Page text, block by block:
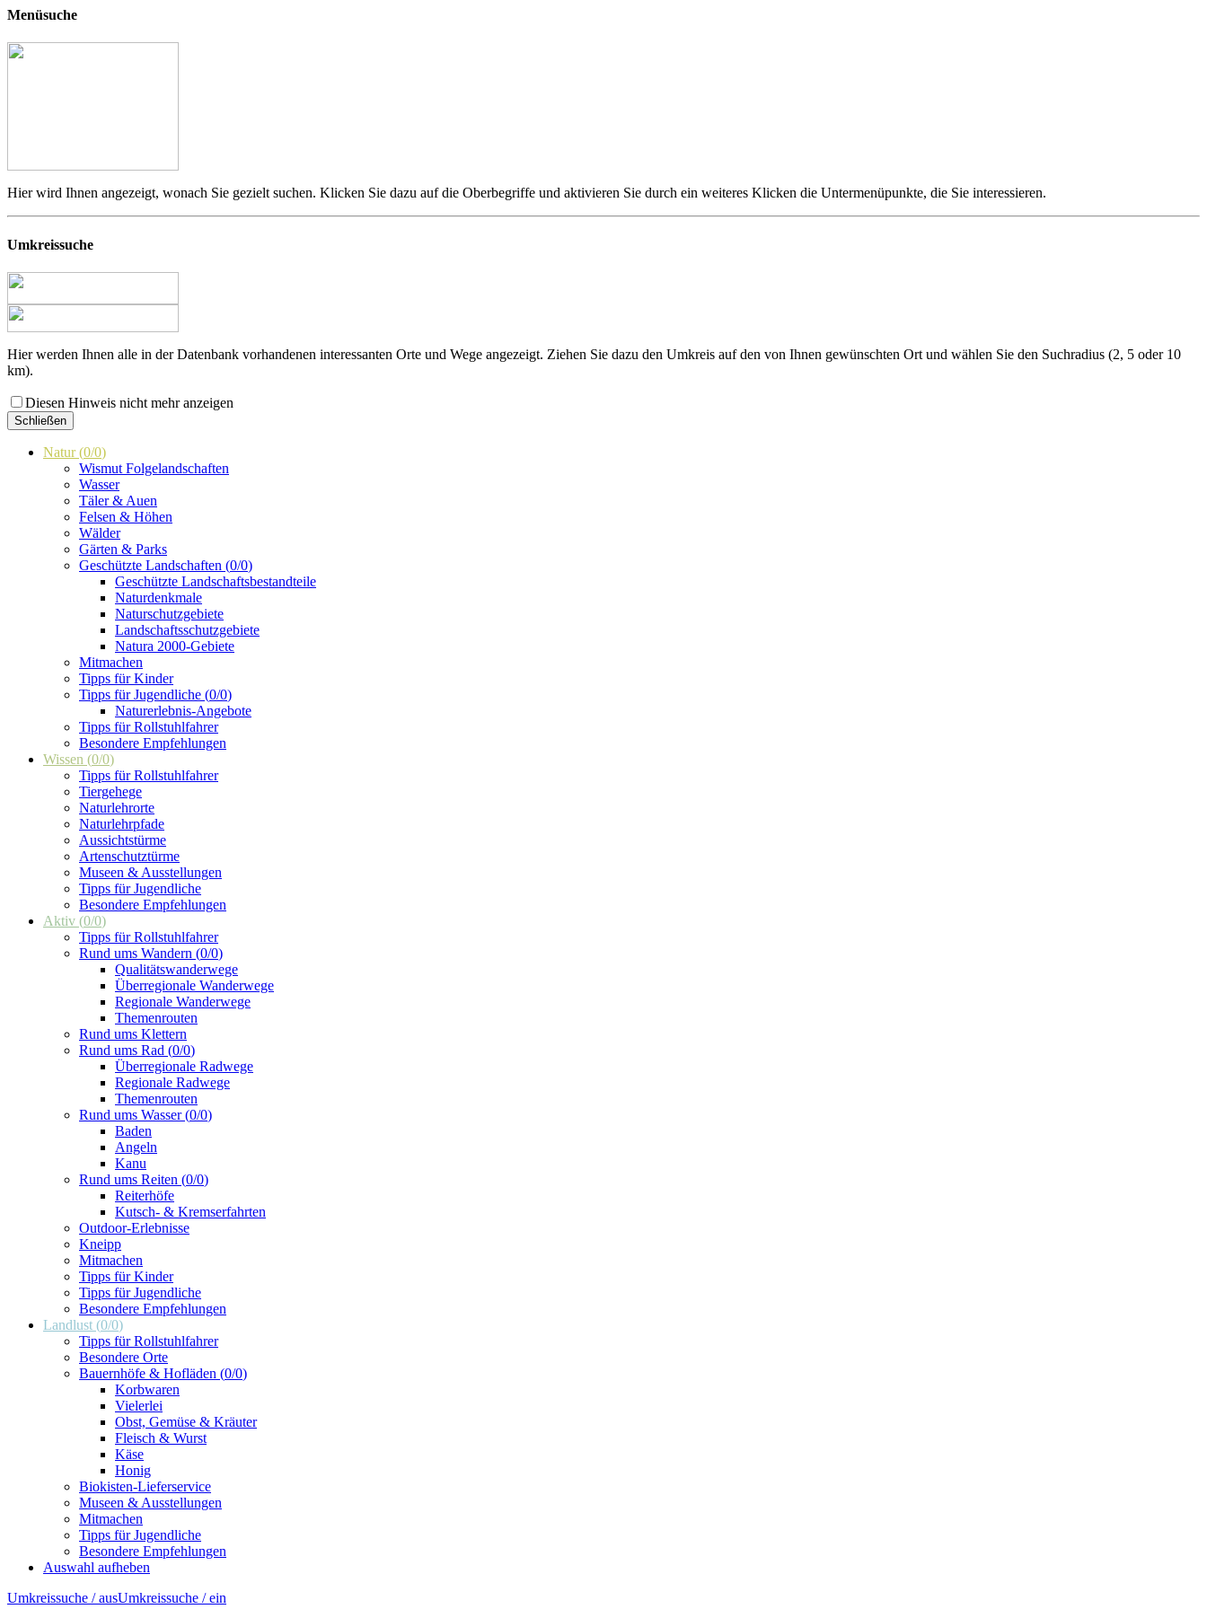
Menüsuche
Hier wird Ihnen angezeigt, wonach Sie gezielt suchen. Klicken Sie dazu auf die Oberbegriffe und aktivieren Sie durch ein weiteres Klicken die Untermenüpunkte, die Sie interessieren.
Umkreissuche
Hier werden Ihnen alle in der Datenbank vorhandenen interessanten Orte und Wege angezeigt. Ziehen Sie dazu den Umkreis auf den von Ihnen gewünschten Ort und wählen Sie den Suchradius (2, 5 oder 10
km).
Diesen Hinweis nicht mehr anzeigen
Schließen
Natur(0/0)
Wismut Folgelandschaften
Wasser
Täler & Auen
Felsen & Höhen
Wälder
Gärten & Parks
Geschützte Landschaften (0/0)
Geschützte Landschaftsbestandteile
Naturdenkmale
Naturschutzgebiete
Landschaftsschutzgebiete
Natura 2000-Gebiete
Mitmachen
Tipps für Kinder
Tipps für Jugendliche (0/0)
Naturerlebnis-Angebote
Tipps für Rollstuhlfahrer
Besondere Empfehlungen
Wissen (0/0)
Tipps für Rollstuhlfahrer
Tiergehege
Naturlehrorte
Naturlehrpfade
Aussichtstürme
Artenschutztürme
Museen & Ausstellungen
Tipps für Jugendliche
Besondere Empfehlungen
Aktiv (0/0)
Tipps für Rollstuhlfahrer
Rund ums Wandern (0/0)
Qualitätswanderwege
Überregionale Wanderwege
Regionale Wanderwege
Themenrouten
Rund ums Klettern
Rund ums Rad (0/0)
Überregionale Radwege
Regionale Radwege
Themenrouten
Rund ums Wasser(0/0)
Baden
Angeln
Kanu
Rund ums Reiten (0/0)
Reiterhöfe
Kutsch- & Kremserfahrten
Outdoor-Erlebnisse
Kneipp
Mitmachen
Tipps für Kinder
Tipps für Jugendliche
Besondere Empfehlungen
Landlust (0/0)
Tipps für Rollstuhlfahrer
Besondere Orte
Bauernhöfe & Hofläden (0/0)
Korbwaren
Vielerlei
Obst, Gemüse & Kräuter
Fleisch & Wurst
Käse
Honig
Biokisten-Lieferservice
Museen & Ausstellungen
Mitmachen
Tipps für Jugendliche
Besondere Empfehlungen
Auswahl aufheben
Umkreissuche / ausUmkreissuche / ein